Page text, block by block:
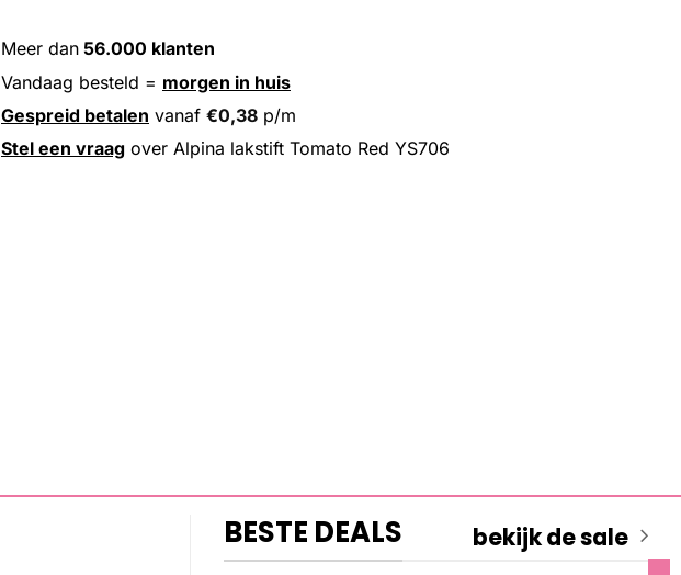
Meer dan 56.000 klanten
Vandaag besteld = morgen in huis
Gespreid betalen vanaf €0,38 p/m
Stel een vraag over Alpina lakstift Tomato Red YS706
BESTE DEALS bekijk de sale